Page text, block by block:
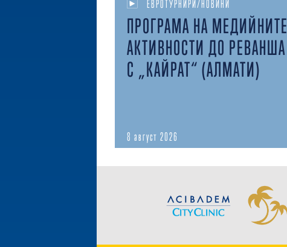
ЕВРОТУРНИРИ/НОВИНИ
ПРОГРАМА НА МЕДИЙНИТЕ
АКТИВНОСТИ ДО РЕВАНША
С „КАЙРАТ“ (АЛМАТИ)
8 август 2026